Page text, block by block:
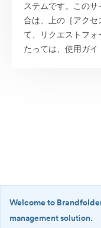
ステムです。この
合は、上の［アク
て、リクエストフ
たっては、使用ガイ
Welcome to
management solution.